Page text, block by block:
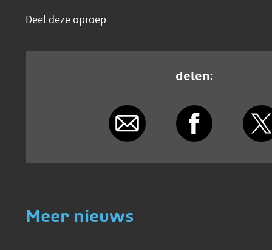
Deel deze oproep
delen:
Meer nieuws